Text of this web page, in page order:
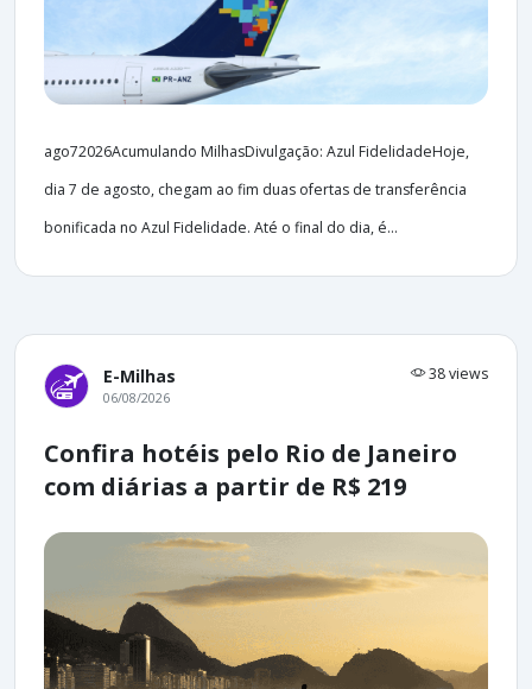
ago72026Acumulando MilhasDivulgação: Azul FidelidadeHoje,
dia 7 de agosto, chegam ao fim duas ofertas de transferência
bonificada no Azul Fidelidade. Até o final do dia, é...
E-Milhas 38 views
06/08/2026
Confira hotéis pelo Rio de Janeiro
com diárias a partir de R$ 219